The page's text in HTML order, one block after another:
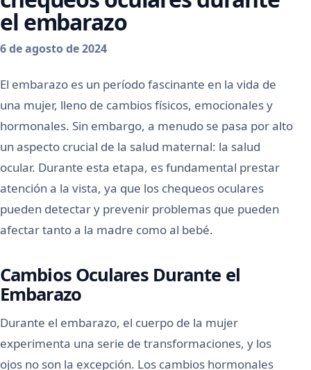
el embarazo
6 de agosto de 2024
El embarazo es un período fascinante en la vida de
una mujer, lleno de cambios físicos, emocionales y
hormonales. Sin embargo, a menudo se pasa por alto
un aspecto crucial de la salud maternal: la salud
ocular. Durante esta etapa, es fundamental prestar
atención a la vista, ya que los chequeos oculares
pueden detectar y prevenir problemas que pueden
afectar tanto a la madre como al bebé.
Cambios Oculares Durante el
Embarazo
Durante el embarazo, el cuerpo de la mujer
experimenta una serie de transformaciones, y los
ojos no son la excepción. Los cambios hormonales